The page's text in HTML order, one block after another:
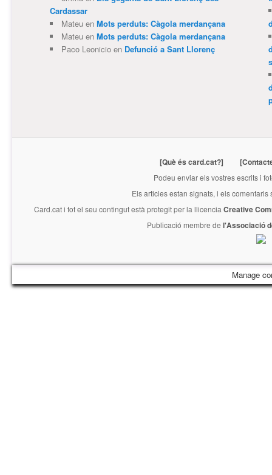
Cardassar
Mateuen Mots perduts: Càgola merdançana
Mateuen Mots perduts: Càgola merdançana
Paco Leonicioen Defunció a Sant Llorenç
[Què és card.cat?]
Podeu enviar els vostres escrits i
Els articles estan signats, i els
Card.cati tot el seu contingut està protegit per la llicencia Creative
Publicació membre de l'Associació
Manage